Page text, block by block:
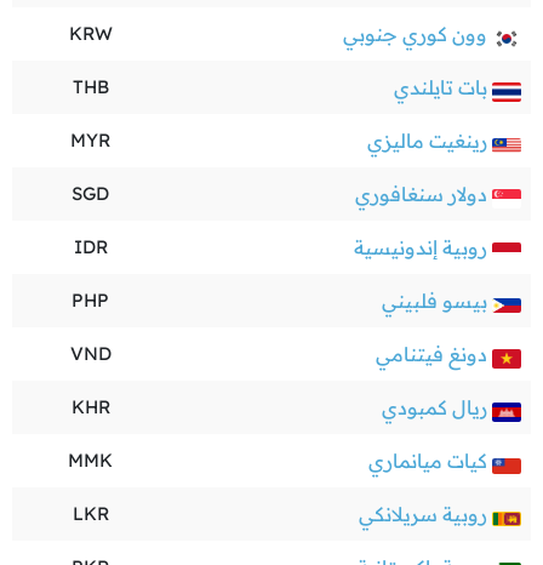
وون كوري جنوبي KRW
بات تايلندي THB
رينغيت ماليزي MYR
دولار سنغافوري SGD
روبية إندونيسية IDR
بيسو فلبيني PHP
دونغ فيتنامي VND
ريال كمبودي KHR
كيات ميانماري MMK
روبية سريلانكي LKR